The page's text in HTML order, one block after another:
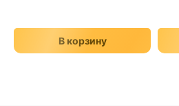
В корзину